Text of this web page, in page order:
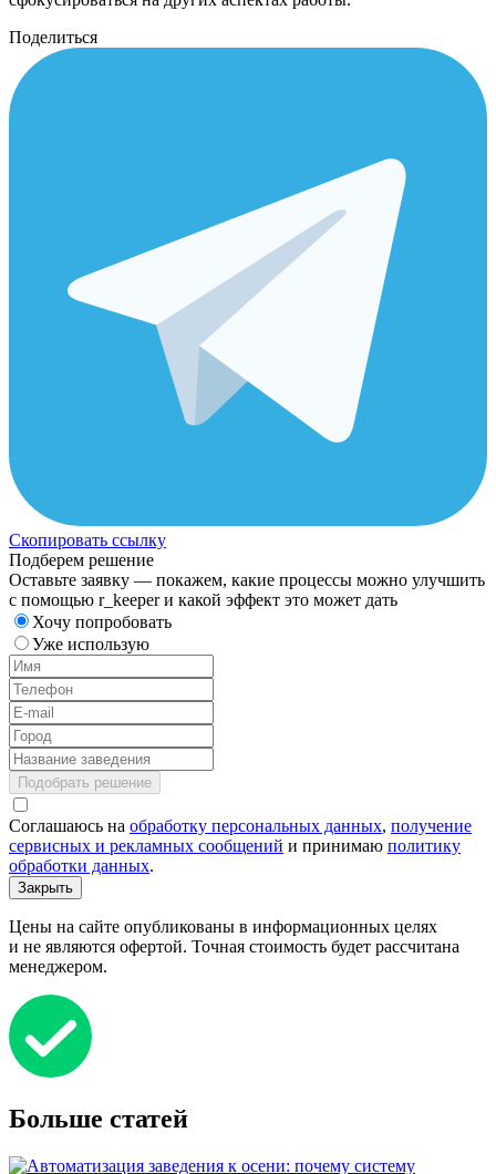
Поделиться
Скопировать ссылку
Подберем решение
Оставьте заявку — покажем, какие процессы можно улучшить
с помощью r_keeper и какой эффект это может дать
Хочу попробовать
Уже использую
Подобрать решение
Соглашаюсь на обработку персональных данных, получение
сервисных и рекламных сообщений и принимаю политику
обработки данных.
Закрыть
Цены на сайте опубликованы в информационных целях
и не являются офертой. Точная стоимость будет рассчитана
менеджером.
Больше статей